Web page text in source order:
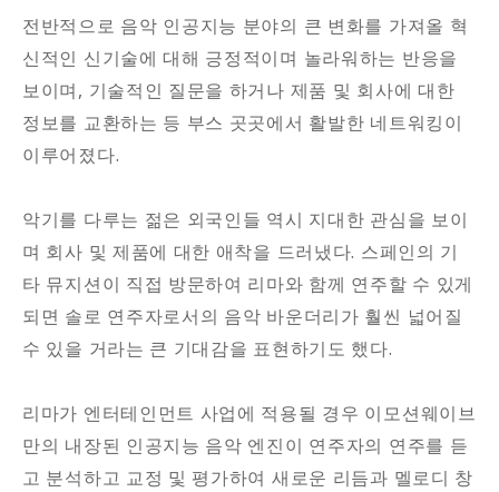
전반적으로 음악 인공지능 분야의 큰 변화를 가져올 혁
신적인 신기술에 대해 긍정적이며 놀라워하는 반응을
보이며, 기술적인 질문을 하거나 제품 및 회사에 대한
정보를 교환하는 등 부스 곳곳에서 활발한 네트워킹이
이루어졌다.
악기를 다루는 젊은 외국인들 역시 지대한 관심을 보이
며 회사 및 제품에 대한 애착을 드러냈다. 스페인의 기
타 뮤지션이 직접 방문하여 리마와 함께 연주할 수 있게
되면 솔로 연주자로서의 음악 바운더리가 훨씬 넓어질
수 있을 거라는 큰 기대감을 표현하기도 했다.
리마가 엔터테인먼트 사업에 적용될 경우 이모션웨이브
만의 내장된 인공지능 음악 엔진이 연주자의 연주를 듣
고 분석하고 교정 및 평가하여 새로운 리듬과 멜로디 창